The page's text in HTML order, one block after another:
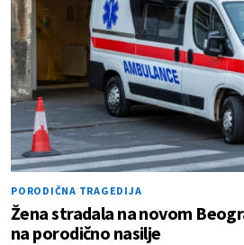
PORODIČNA TRAGEDIJA
Žena stradala na novom
na porodično nasilje